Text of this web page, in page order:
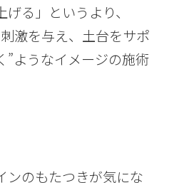
げる」というより、
激を与え、土台をサポ
”ようなイメージの施術
ンのもたつきが気にな